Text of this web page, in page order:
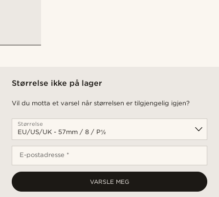
Størrelse ikke på lager
Vil du motta et varsel når størrelsen er tilgjengelig igjen?
Størrelse
E-postadresse *
VARSLE MEG